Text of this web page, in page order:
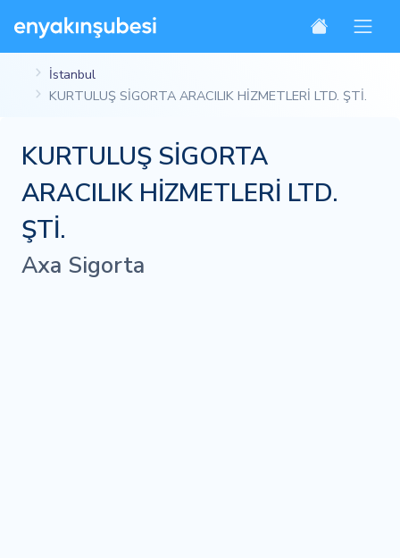
İstanbul
KURTULUŞ SİGORTA ARACILIK HİZMETLERİ LTD. ŞTİ.
KURTULUŞ SİGORTA
ARACILIK HİZMETLERİ LTD.
ŞTİ.
Axa Sigorta